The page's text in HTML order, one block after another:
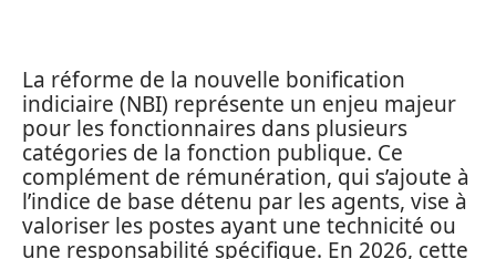
La réforme de la nouvelle bonification
indiciaire (NBI) représente un enjeu majeur
pour les fonctionnaires dans plusieurs
catégories de la fonction publique. Ce
complément de rémunération, qui s’ajoute à
l’indice de base détenu par les agents, vise à
valoriser les postes ayant une technicité ou
une responsabilité spécifique. En 2026, cette